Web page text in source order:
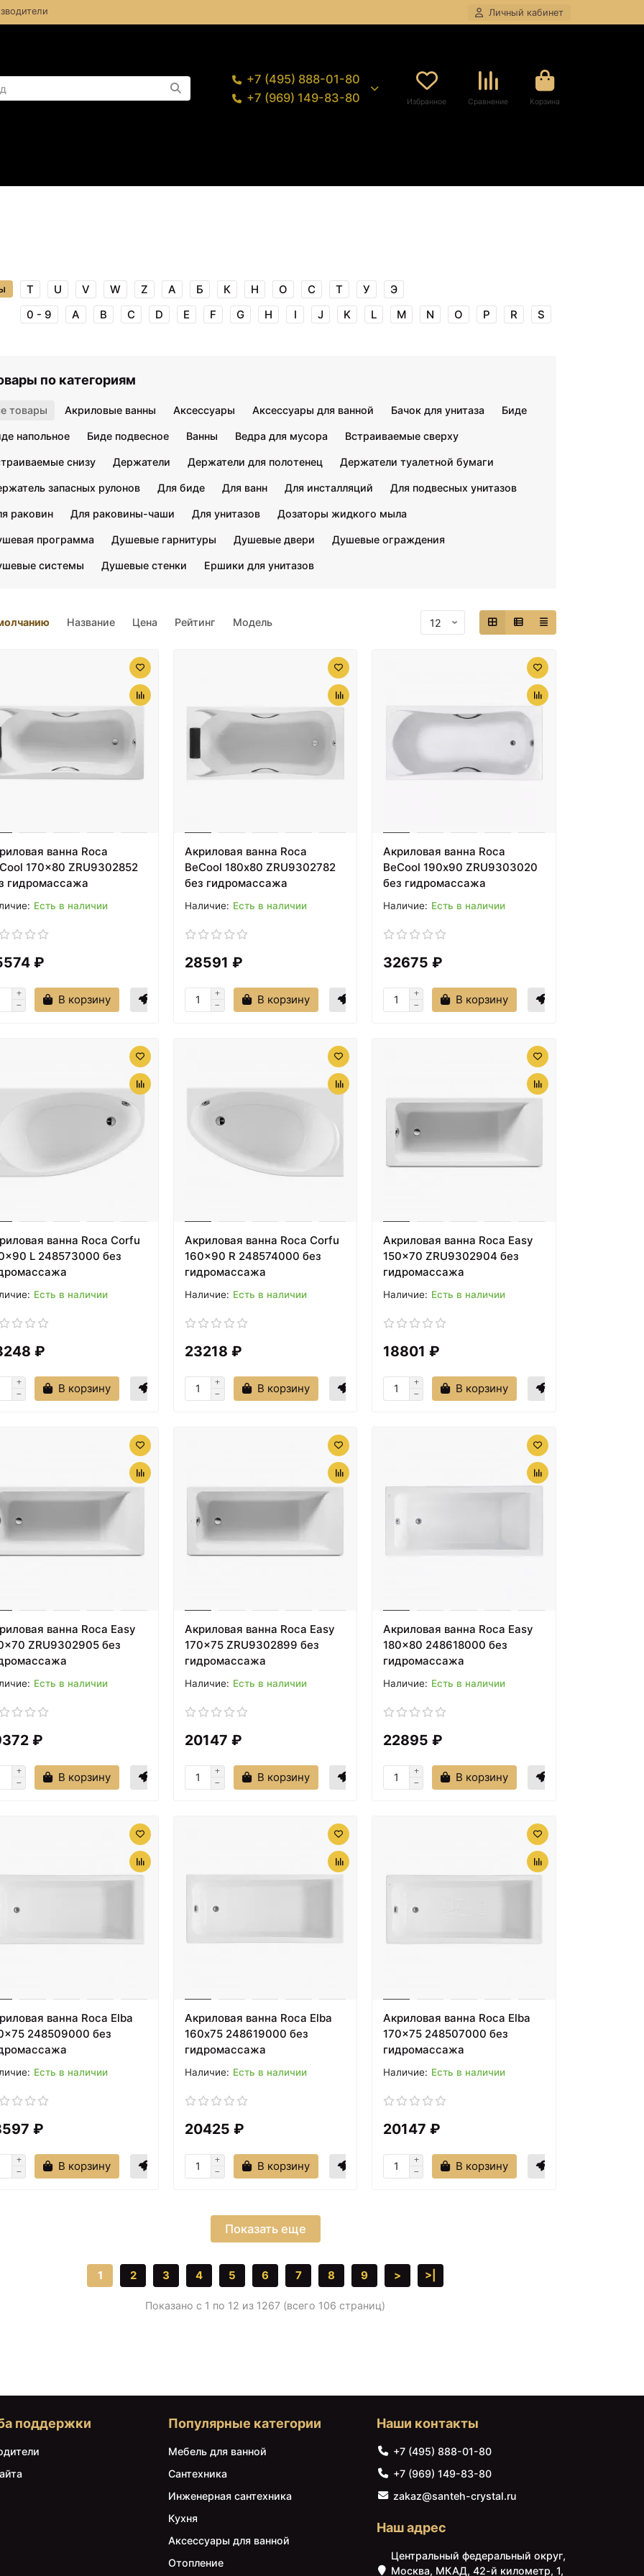
Личный кабинет
+7 (495) 888-01-80
+7 (969) 149-83-80
Избранное Сравнение Корзина
0 - 9 A B C D E F G H I J K L M N O P R S
T U V W Z А Б К Н О С Т У Э
по категориям
товары Акриловые ванны Аксессуары Аксессуары для ванной Бачок для унитаза Биде
напольное Биде подвесное Ванны Ведра для мусора Встраиваемые сверху
снизу Держатели Держатели для полотенец Держатели туалетной бумаги
запасных рулонов Для биде Для ванн Для инсталляций Для подвесных унитазов
раковин Для раковины-чаши Для унитазов Дозаторы жидкого мыла
программа Душевые гарнитуры Душевые двери Душевые ограждения
системы Душевые стенки Ершики для унитазов
Название Цена Рейтинг Модель
ванна Roca
170x80 ZRU9302852
гидромассажа
Есть в наличии
₽
В корзину
Акриловая ванна Roca
BeCool 180х80 ZRU9302782
без гидромассажа
Есть в наличии
28591 ₽
В корзину
Акриловая ванна Roca
BeCool 190х90 ZRU9303020
без гидромассажа
Есть в наличии
32675 ₽
В корзину
ванна Roca Corfu
L 248573000 без
Есть в наличии
₽
В корзину
Акриловая ванна Roca Corfu
160x90 R 248574000 без
гидромассажа
Есть в наличии
23218 ₽
В корзину
Акриловая ванна Roca Easy
150x70 ZRU9302904 без
гидромассажа
Есть в наличии
18801 ₽
В корзину
ванна Roca Easy
ZRU9302905 без
Есть в наличии
₽
В корзину
Акриловая ванна Roca Easy
170x75 ZRU9302899 без
гидромассажа
Есть в наличии
20147 ₽
В корзину
Акриловая ванна Roca Easy
180x80 248618000 без
гидромассажа
Есть в наличии
22895 ₽
В корзину
ванна Roca Elba
248509000 без
Есть в наличии
₽
В корзину
Акриловая ванна Roca Elba
160х75 248619000 без
гидромассажа
Есть в наличии
20425 ₽
В корзину
Акриловая ванна Roca Elba
170x75 248507000 без
гидромассажа
Есть в наличии
20147 ₽
В корзину
Показать еще
1 2 3 4 5 6 7 8 9 > >|
Показано с 1 по 12 из 1267 (всего 106 страниц)
поддержки Популярные категории
Мебель для ванной
Сантехника
Инженерная сантехника
Кухня
Аксессуары для ванной
Отопление
Наши контакты
+7 (495) 888-01-80
+7 (969) 149-83-80
zakaz@santeh-crystal.ru
Наш адрес
Центральный федеральный округ,
Москва, МКАД, 42-й километр, 1,